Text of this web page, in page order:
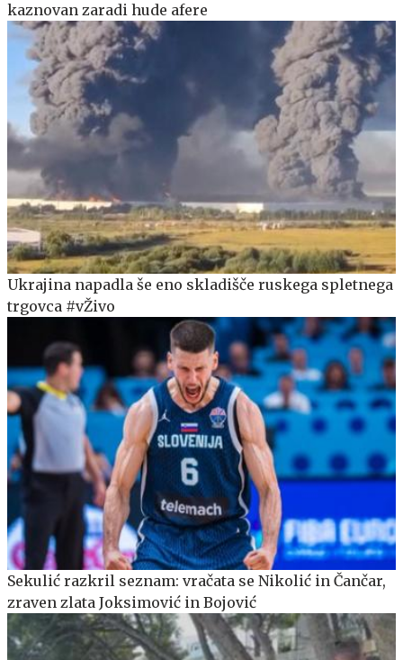
kaznovan zaradi hude afere
Ukrajina napadla še eno skladišče ruskega spletnega
trgovca #vŽivo
Sekulić razkril seznam: vračata se Nikolić in Čančar,
zraven zlata Joksimović in Bojović